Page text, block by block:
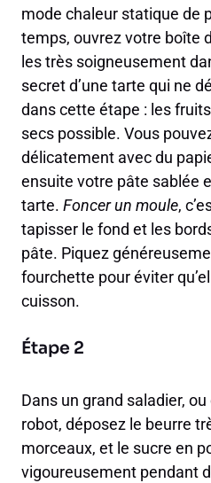
mode chaleur statique de
temps, ouvrez votre boîte
les très soigneusement
secret d’une tarte qui ne
dans cette étape : les
secs possible. Vous
délicatement avec du
ensuite votre pâte sablée
tarte. Foncer un moule,
tapisser le fond et les
pâte. Piquez
fourchette pour éviter
cuisson.
Étape 2
Dans un grand saladier,
robot, déposez le beurre
morceaux, et le sucre en
vigoureusement pendant